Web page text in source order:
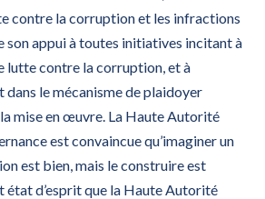
contre la corruption et les infractions
son appui à toutes initiatives incitant à
lutte contre la corruption, et à
dans le mécanisme de plaidoyer
mise en œuvre. La Haute Autorité
est convaincue qu’imaginer un
est bien, mais le construire est
état d’esprit que la Haute Autorité